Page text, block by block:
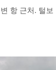
항 근처. 털보